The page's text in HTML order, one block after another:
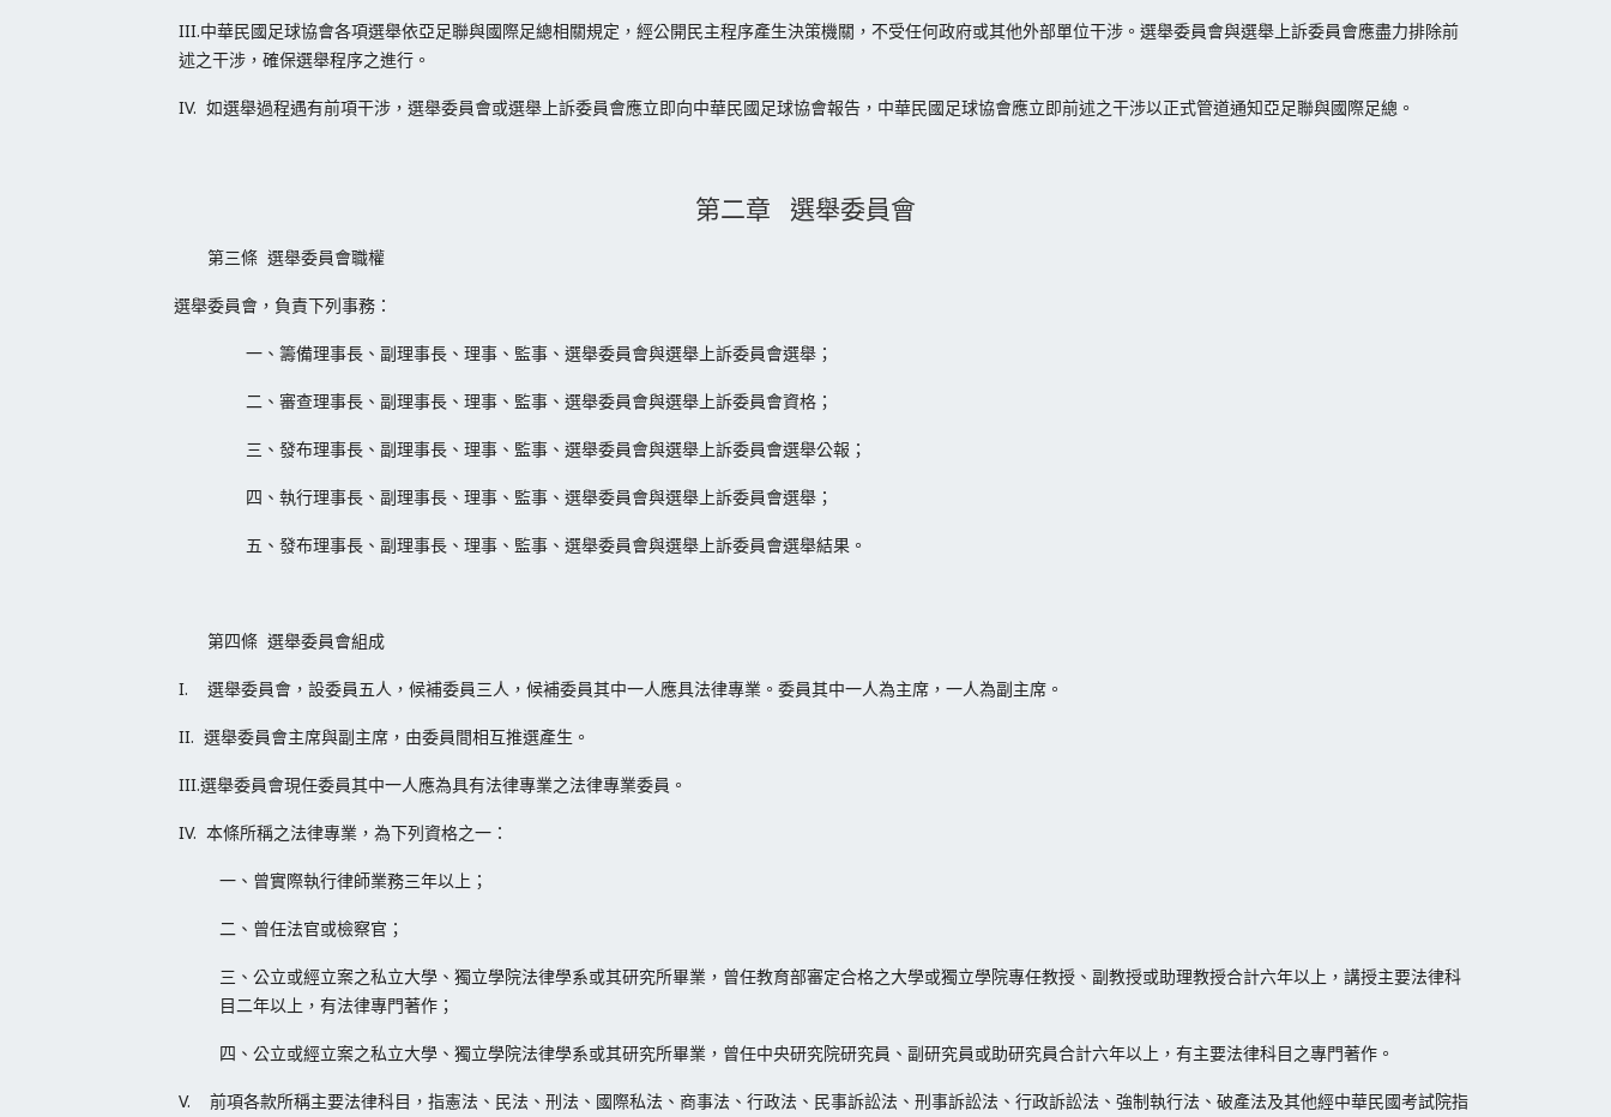
III.中華民國足球協會各項選舉依亞足聯與國際足總相關規定，經公開民主程序產生決策機關，不受任何政府或其他外部單位干涉。選舉委員會與選舉上訴委員會應盡力排除前
述之干涉，確保選舉程序之進行。
IV. 如選舉過程遇有前項干涉，選舉委員會或選舉上訴委員會應立即向中華民國足球協會報告，中華民國足球協會應立即前述之干涉以正式管道通知亞足聯與國際足總。
第二章 選舉委員會
第三條 選舉委員會職權
選舉委員會，負責下列事務：
一、籌備理事長、副理事長、理事、監事、選舉委員會與選舉上訴委員會選舉；
二、審查理事長、副理事長、理事、監事、選舉委員會與選舉上訴委員會資格；
三、發布理事長、副理事長、理事、監事、選舉委員會與選舉上訴委員會選舉公報；
四、執行理事長、副理事長、理事、監事、選舉委員會與選舉上訴委員會選舉；
五、發布理事長、副理事長、理事、監事、選舉委員會與選舉上訴委員會選舉結果。
第四條 選舉委員會組成
I. 選舉委員會，設委員五人，候補委員三人，候補委員其中一人應具法律專業。委員其中一人為主席，一人為副主席。
II. 選舉委員會主席與副主席，由委員間相互推選產生。
III.選舉委員會現任委員其中一人應為具有法律專業之法律專業委員。
IV. 本條所稱之法律專業，為下列資格之一：
一、曾實際執行律師業務三年以上；
二、曾任法官或檢察官；
三、公立或經立案之私立大學、獨立學院法律學系或其研究所畢業，曾任教育部審定合格之大學或獨立學院專任教授、副教授或助理教授合計六年以上，講授主要法律科
目二年以上，有法律專門著作；
四、公立或經立案之私立大學、獨立學院法律學系或其研究所畢業，曾任中央研究院研究員、副研究員或助研究員合計六年以上，有主要法律科目之專門著作。
V. 前項各款所稱主要法律科目，指憲法、民法、刑法、國際私法、商事法、行政法、民事訴訟法、刑事訴訟法、行政訴訟法、強制執行法、破產法及其他經中華民國考試院指